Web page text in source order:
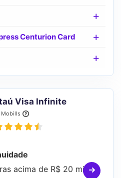
Centurion Card
Visa Infinite
Mobills
acima de R$ 20 mil)